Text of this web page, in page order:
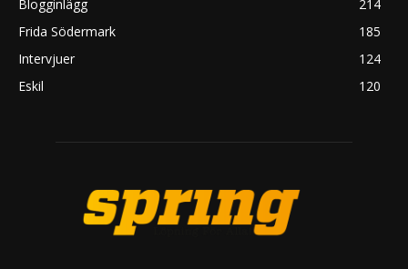
Blogginlägg
214
Frida Södermark
185
Intervjuer
124
Eskil
120